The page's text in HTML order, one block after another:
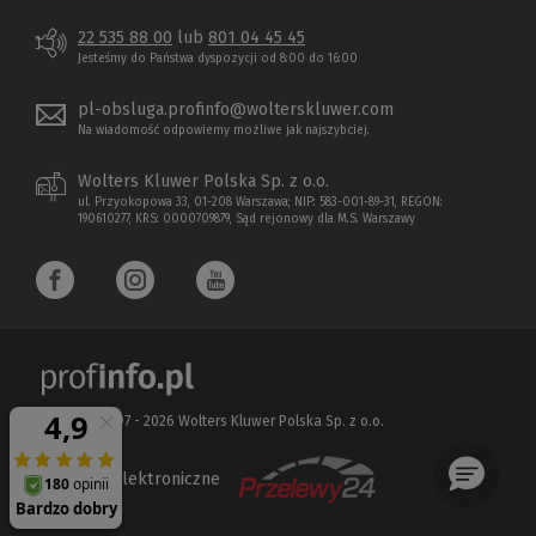
22 535 88 00 lub 801 04 45 45
Jesteśmy do Państwa dyspozycji od 8:00 do 16:00
pl-obsluga.profinfo@wolterskluwer.com
Na wiadomość odpowiemy możliwe jak najszybciej.
Wolters Kluwer Polska Sp. z o.o.
ul. Przyokopowa 33, 01-208 Warszawa; NIP: 583-001-89-31, REGON:
190610277, KRS: 0000709879, Sąd rejonowy dla M.S. Warszawy
Copyright 1997 - 2026 Wolters Kluwer Polska Sp. z o.o.
Płatności elektroniczne
(Nowe
okno)
(Link
do